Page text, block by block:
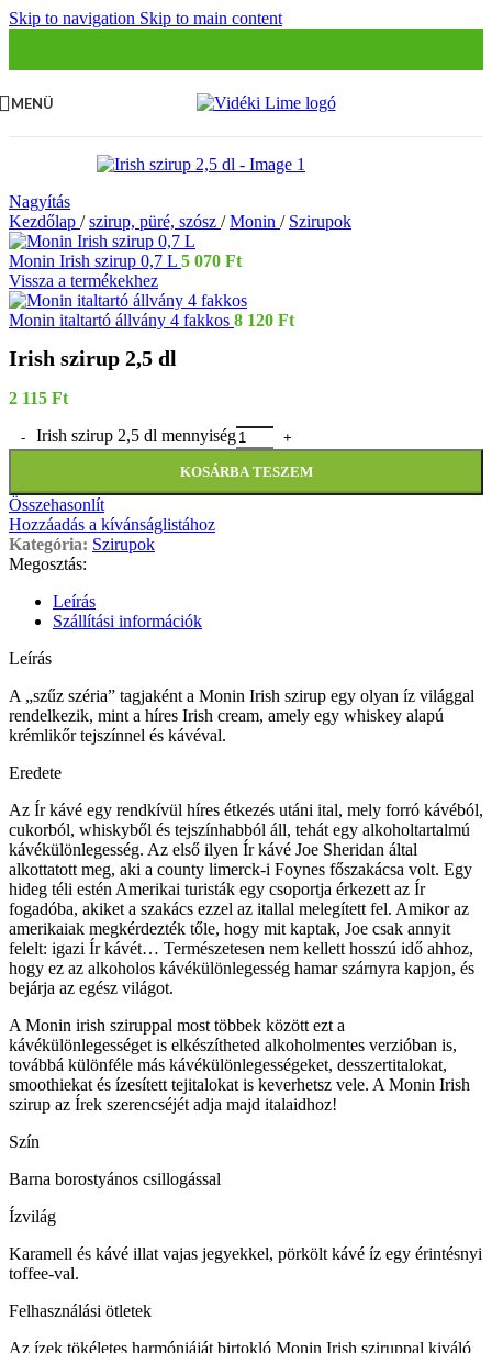
Skip to navigation Skip to main content
MENÜ
Nagyítás
Kezdőlap / szirup, püré, szósz / Monin / Szirupok
Monin Irish szirup 0,7 L 5 070 Ft
Vissza a termékekhez
Monin italtartó állvány 4 fakkos 8 120 Ft
Irish szirup 2,5 dl
2 115 Ft
Irish szirup 2,5 dl mennyiség
KOSÁRBA TESZEM
Összehasonlít
Hozzáadás a kívánságlistához
Kategória: Szirupok
Megosztás:
Leírás
Szállítási információk
Leírás
A „szűz széria” tagjaként a Monin Irish szirup egy olyan íz világgal
rendelkezik, mint a híres Irish cream, amely egy whiskey alapú
krémlikőr tejszínnel és kávéval.
Eredete
Az Ír kávé egy rendkívül híres étkezés utáni ital, mely forró kávéból,
cukorból, whiskyből és tejszínhabból áll, tehát egy alkoholtartalmú
kávékülönlegesség. Az első ilyen Ír kávé Joe Sheridan által
alkottatott meg, aki a county limerck-i Foynes főszakácsa volt. Egy
hideg téli estén Amerikai turisták egy csoportja érkezett az Ír
fogadóba, akiket a szakács ezzel az itallal melegített fel. Amikor az
amerikaiak megkérdezték tőle, hogy mit kaptak, Joe csak annyit
felelt: igazi Ír kávét… Természetesen nem kellett hosszú idő ahhoz,
hogy ez az alkoholos kávékülönlegesség hamar szárnyra kapjon, és
bejárja az egész világot.
A Monin irish sziruppal most többek között ezt a
kávékülönlegességet is elkészítheted alkoholmentes verzióban is,
továbbá különféle más kávékülönlegességeket, desszertitalokat,
smoothiekat és ízesített tejitalokat is keverhetsz vele. A Monin Irish
szirup az Írek szerencséjét adja majd italaidhoz!
Szín
Barna borostyános csillogással
Ízvilág
Karamell és kávé illat vajas jegyekkel, pörkölt kávé íz egy érintésnyi
toffee-val.
Felhasználási ötletek
Az ízek tökéletes harmóniáját birtokló Monin Irish sziruppal kiváló